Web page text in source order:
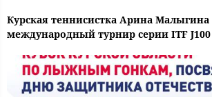
Курская теннисистка Арина
международный турнир серии ITF J100